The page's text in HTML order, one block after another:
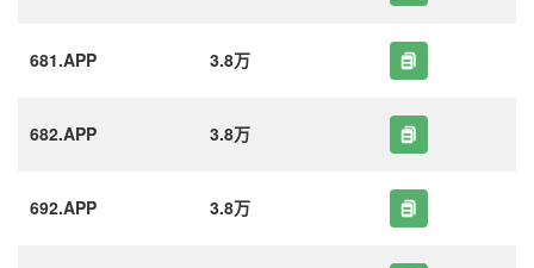
681.APP 3.8万
682.APP 3.8万
692.APP 3.8万